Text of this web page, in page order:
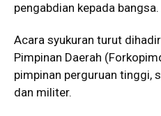
pengabdian kepada bangsa.
Acara syukuran turut
Pimpinan Daerah
pimpinan perguruan tinggi,
dan militer.